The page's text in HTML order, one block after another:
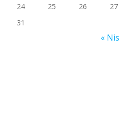
24
25 26 27
31
« Nis